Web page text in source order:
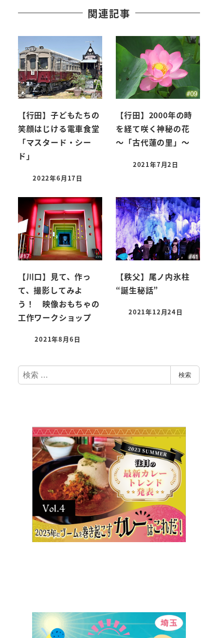
関連記事
【行田】子どもたちの
笑顔はじける電車食堂
「マスタード・シー
ド」
2022年6月17日
【行田】2000年の時
を経て咲く神秘の花
～「古代蓮の里」～
2021年7月2日
【川口】見て、作っ
て、撮影してみよ
う！ 映像おもちゃの
工作ワークショップ
2021年8月6日
【秩父】尾ノ内氷柱
“誕生秘話”
2021年12月24日
検
索
検索